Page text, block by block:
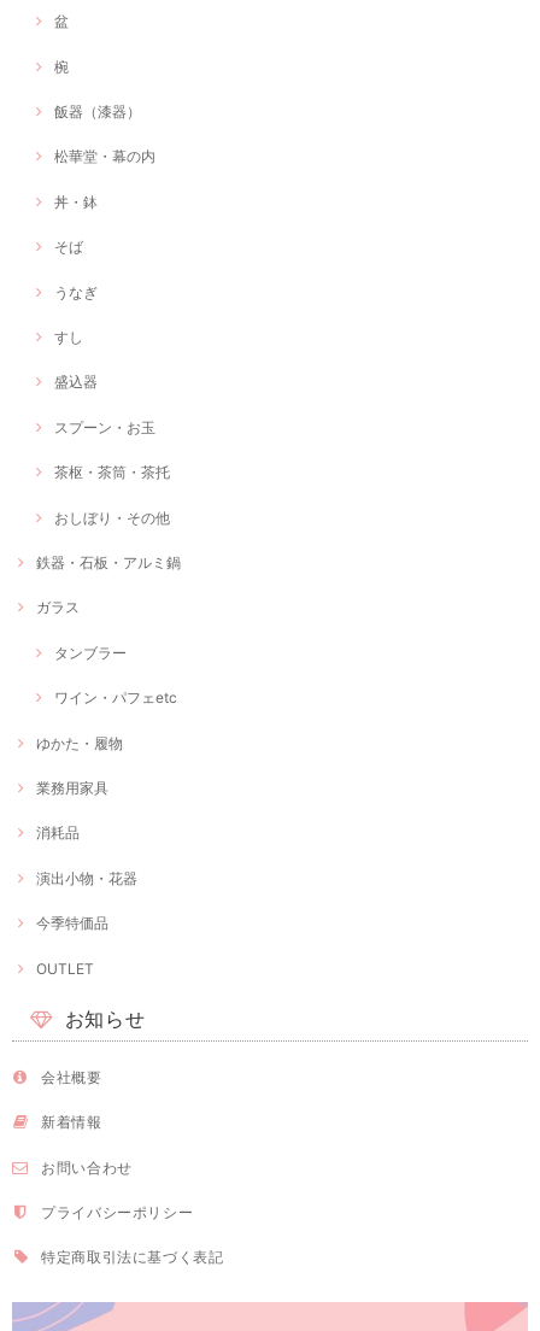
盆
椀
飯器（漆器）
松華堂・幕の内
丼・鉢
そば
うなぎ
すし
盛込器
スプーン・お玉
茶枢・茶筒・茶托
おしぼり・その他
鉄器・石板・アルミ鍋
ガラス
タンブラー
ワイン・パフェetc
ゆかた・履物
業務用家具
消耗品
演出小物・花器
今季特価品
OUTLET
お知らせ
会社概要
新着情報
お問い合わせ
プライバシーポリシー
特定商取引法に基づく表記